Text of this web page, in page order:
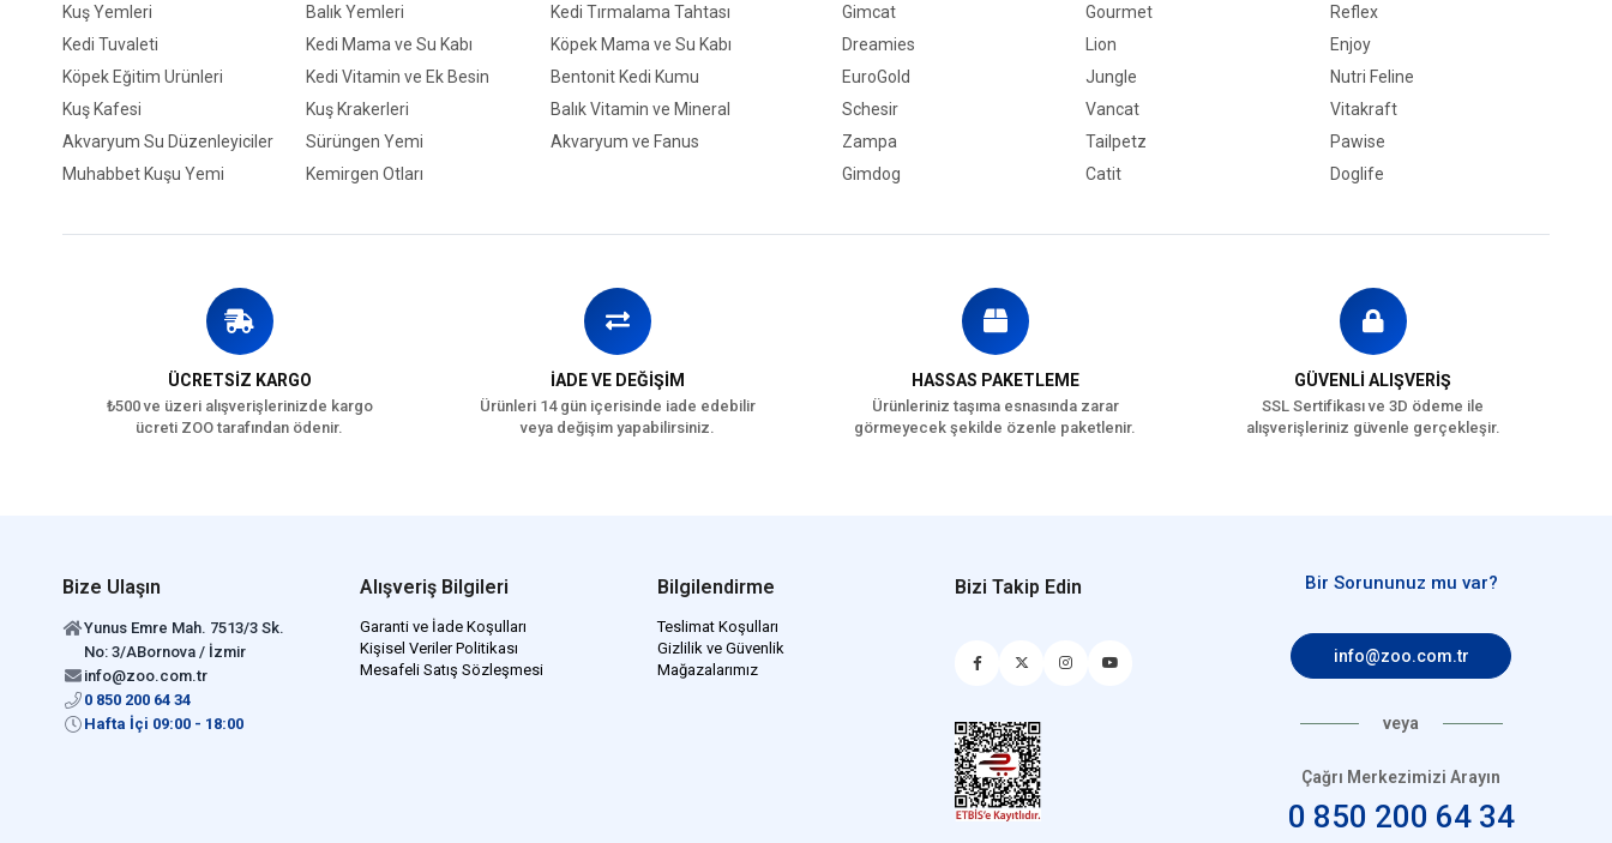
Kuş Yemleri
Balık Yemleri
Kedi Tırmalama Tahtası
Kedi Tuvaleti
Kedi Mama ve Su Kabı
Köpek Mama ve Su Kabı
Köpek Eğitim Ürünleri
Kedi Vitamin ve Ek Besin
Bentonit Kedi Kumu
Kuş Kafesi
Kuş Krakerleri
Balık Vitamin ve Mineral
Akvaryum Su Düzenleyiciler
Sürüngen Yemi
Akvaryum ve Fanus
Muhabbet Kuşu Yemi
Kemirgen Otları
Gimcat
Gourmet
Reflex
Dreamies
Lion
Enjoy
EuroGold
Jungle
Nutri Feline
Schesir
Vancat
Vitakraft
Zampa
Tailpetz
Pawise
Gimdog
Catit Doglife
ÜCRETSİZ KARGO
₺500 ve üzeri alışverişlerinizde kargo
ücreti ZOO tarafından ödenir.
İADE VE DEĞİŞİM
Ürünleri 14 gün içerisinde iade edebilir
veya değişim yapabilirsiniz.
HASSAS PAKETLEME
Ürünleriniz taşıma esnasında zarar
görmeyecek şekilde özenle paketlenir.
GÜVENLİ ALIŞVERİŞ
SSL Sertifikası ve 3D ödeme ile
alışverişleriniz güvenle gerçekleşir.
Bize Ulaşın
Yunus Emre Mah. 7513/3 Sk.
No: 3/ABornova / İzmir
info@zoo.com.tr
0 850 200 64 34
Hafta İçi 09:00 - 18:00
Alışveriş Bilgileri
Garanti ve İade Koşulları
Kişisel Veriler Politikası
Mesafeli Satış Sözleşmesi
Bilgilendirme
Teslimat Koşulları
Gizlilik ve Güvenlik
Mağazalarımız
Bizi Takip Edin Bir Sorununuz mu var?
info@zoo.com.tr
veya
Çağrı Merkezimizi Arayın
0 850 200 64 34